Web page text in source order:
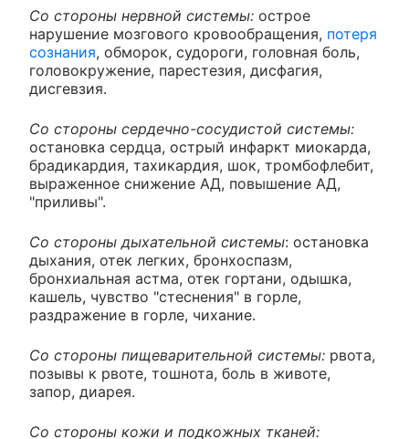
Со стороны нервной системы: острое
нарушение мозгового кровообращения, потеря
сознания, обморок, судороги, головная боль,
головокружение, парестезия, дисфагия,
дисгевзия.
Со стороны сердечно-сосудистой системы:
остановка сердца, острый инфаркт миокарда,
брадикардия, тахикардия, шок, тромбофлебит,
выраженное снижение АД, повышение АД,
"приливы".
Со стороны дыхательной системы: остановка
дыхания, отек легких, бронхоспазм,
бронхиальная астма, отек гортани, одышка,
кашель, чувство "стеснения" в горле,
раздражение в горле, чихание.
Со стороны пищеварительной системы: рвота,
позывы к рвоте, тошнота, боль в животе,
запор, диарея.
Со стороны кожи и подкожных тканей: